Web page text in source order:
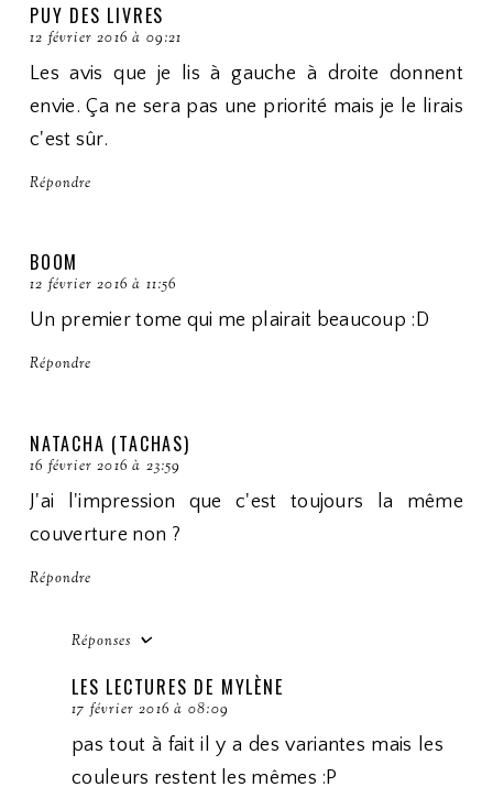
PUY DES LIVRES
12 février 2016 à 09:21
Les avis que je lis à gauche à droite donnent
envie. Ça ne sera pas une priorité mais je le lirais
c'est sûr.
Répondre
BOOM
12 février 2016 à 11:56
Un premier tome qui me plairait beaucoup :D
Répondre
NATACHA (TACHAS)
16 février 2016 à 23:59
J'ai l'impression que c'est toujours la même
couverture non ?
Répondre
Réponses
LES LECTURES DE MYLÈNE
17 février 2016 à 08:09
pas tout à fait il y a des variantes mais les
couleurs restent les mêmes :P